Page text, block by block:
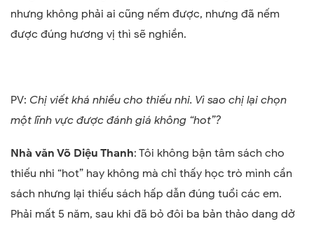
nhưng không phải ai cũng nếm được, nhưng đã nếm
được đúng hương vị thì sẽ nghiền.
PV: Chị viết khá nhiều cho thiếu nhi. Vì sao chị lại chọn
một lĩnh vực được đánh giá không “hot”?
Nhà văn Võ Diệu Thanh: Tôi không bận tâm sách cho
thiếu nhi “hot” hay không mà chỉ thấy học trò mình cần
sách nhưng lại thiếu sách hấp dẫn đúng tuổi các em.
Phải mất 5 năm, sau khi đã bỏ đôi ba bản thảo dang dở